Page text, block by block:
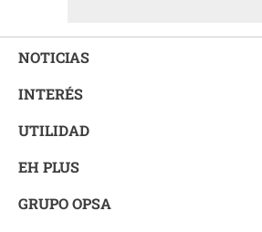
NOTICIAS
INTERÉS
UTILIDAD
EH PLUS
GRUPO OPSA